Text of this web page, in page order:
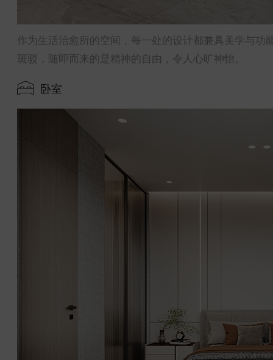
作为生活治愈所的空间，每一处的设计都兼具美学与
斑驳，随即而来的是精神的自由，令人心旷神怡。
卧室